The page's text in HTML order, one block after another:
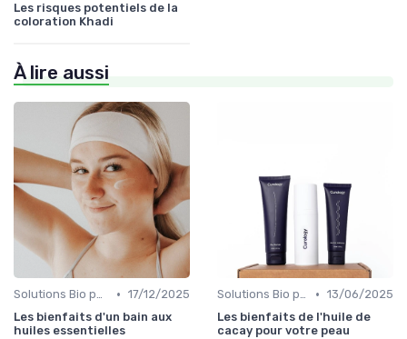
Les risques potentiels de la
coloration Khadi
À lire aussi
Solutions Bio pour Problèmes de Peau • 17/12/2025
Les bienfaits d'un bain aux
huiles essentielles
Solutions Bio pour Problèmes de Peau • 13/06/2025
Les bienfaits de l'huile de
cacay pour votre peau